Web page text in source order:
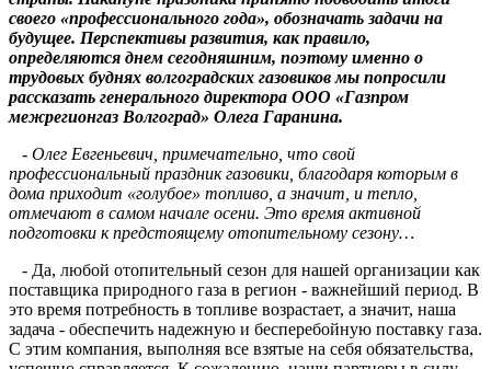
своего «профессионального года», обозначать задачи на
будущее. Перспективы развития, как правило,
определяются днем сегодняшним, поэтому именно о
трудовых буднях волгоградских газовиков мы попросили
рассказать генерального директора ООО «Газпром
межрегионгаз Волгоград» Олега Гаранина.
- Олег Евгеньевич, примечательно, что свой
профессиональный праздник газовики, благодаря которым в
дома приходит «голубое» топливо, а значит, и тепло,
отмечают в самом начале осени. Это время активной
подготовки к предстоящему отопительному сезону…
- Да, любой отопительный сезон для нашей организации как
поставщика природного газа в регион - важнейший период. В
это время потребность в топливе возрастает, а значит, наша
задача - обеспечить надежную и бесперебойную поставку газа.
С этим компания, выполняя все взятые на себя обязательства,